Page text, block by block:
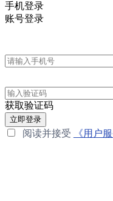
手机登录
账号登录
获取验证码
立即登录
阅读并接受 《用户